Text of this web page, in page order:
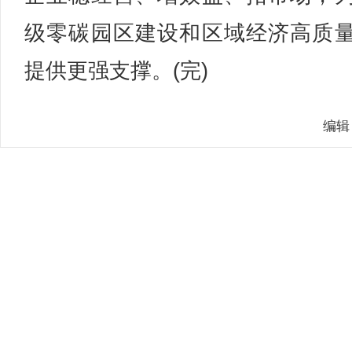
级零碳园区建设和区域经济高质
提供更强支撑。(完)
编